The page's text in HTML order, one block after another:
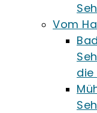
Vom
die